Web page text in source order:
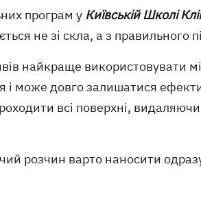
програм у Київській Школі
не зі скла, а з правильного
найкраще використовувати
і може довго залишатися
всі поверхні,
розчин варто наносити